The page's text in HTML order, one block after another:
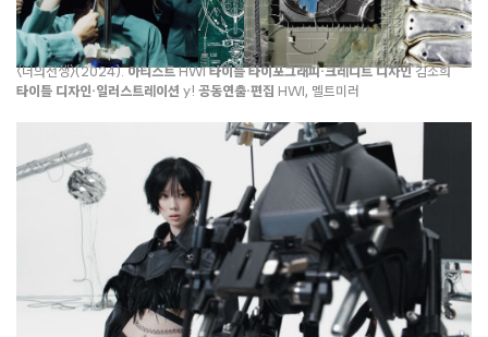
〈너의전생〉(2024).아티스트HWI타이틀 타이포그래피·크레디트 디자인김소희
타이틀 디자인·일러스트레이션 y! 공동연출·편집 HWI, 멜트미러